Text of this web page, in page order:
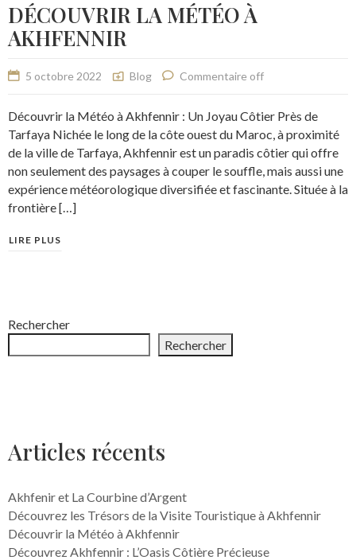
DÉCOUVRIR LA MÉTÉO À
AKHFENNIR
5 octobre 2022 Blog Commentaire off
Découvrir la Météo à Akhfennir : Un Joyau Côtier Près de
Tarfaya Nichée le long de la côte ouest du Maroc, à proximité
de la ville de Tarfaya, Akhfennir est un paradis côtier qui offre
non seulement des paysages à couper le souffle, mais aussi une
expérience météorologique diversifiée et fascinante. Située à la
frontière […]
LIRE PLUS
Rechercher
Rechercher
Articles récents
Akhfenir et La Courbine d’Argent
Découvrez les Trésors de la Visite Touristique à Akhfennir
Découvrir la Météo à Akhfennir
Découvrez Akhfennir : L’Oasis Côtière Précieuse